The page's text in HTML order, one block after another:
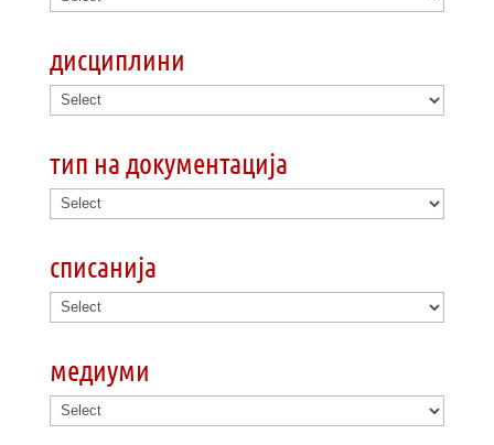
дисциплини
тип на документација
списанија
медиуми